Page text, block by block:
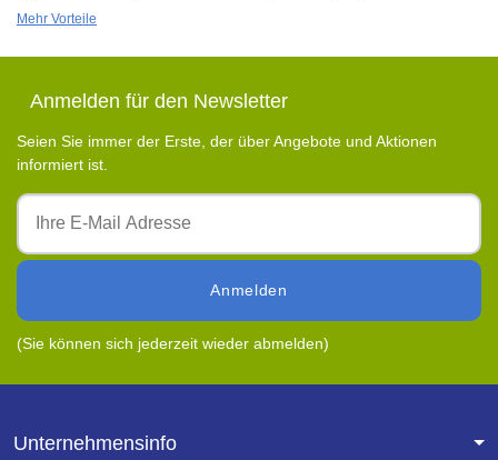
Mehr Vorteile
Anmelden für den Newsletter
Seien Sie immer der Erste, der über Angebote und Aktionen
informiert ist.
Anmelden
(Sie können sich jederzeit wieder abmelden)
Unternehmensinfo